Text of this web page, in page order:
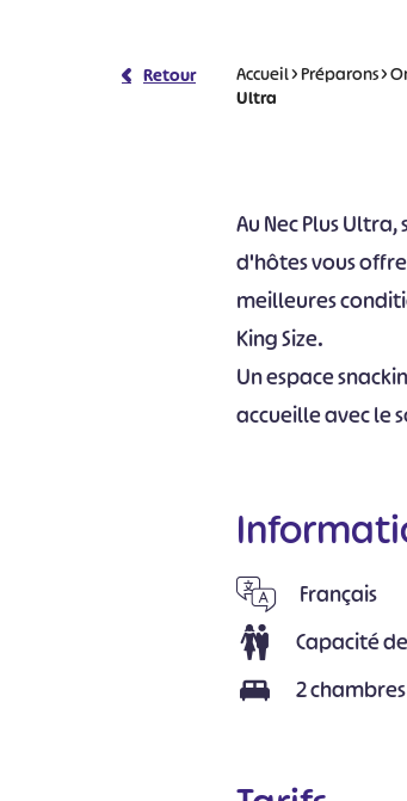
Retour Accueil>Préparons>
Ultra
Au Nec Plus
d'hôtes vous
meilleures
King Size.
Un espace
accueille avec le
Français
Capacité
2 chambres